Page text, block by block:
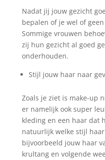
Nadat jij jouw gezicht
bepalen of je wel of
Sommige vrouwen
zij hun gezicht al goed
onderhouden.
Stijl jouw haar naar
Zoals je ziet is make-up
er namelijk ook super
kleding en een haar dat
natuurlijk welke stijl
bijvoorbeeld jouw haar
krultang en volgende